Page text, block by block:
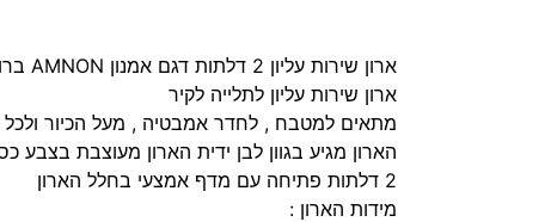
ארון שירות עליון 2 דלתות דגם אמנון AMNON ברוחב 80 ס"מ מבית סטאר שופ STAR SHOP
ארון שירות עליון לתלייה לקיר
מתאים למטבח , לחדר אמבטיה , מעל הכיור
הארון מגיע בגוון לבן ידית הארון מעוצבת בצבע
2 דלתות פתיחה עם מדף אמצעי בחלל הארון
מידות הארון :